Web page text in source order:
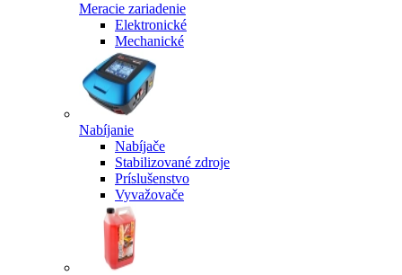
Meracie zariadenie
Elektronické
Mechanické
Nabíjanie
Nabíjače
Stabilizované zdroje
Príslušenstvo
Vyvažovače